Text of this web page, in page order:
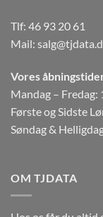
Tlf: 46 93 20 61
Mail:
Vores
Mandag – Fredag:
Første og Sidste
Søndag &
OM TJDATA